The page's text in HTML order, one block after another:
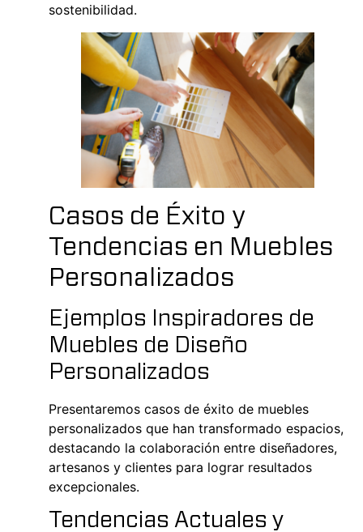
sostenibilidad.
Casos de Éxito y
Tendencias en Muebles
Personalizados
Ejemplos Inspiradores de
Muebles de Diseño
Personalizados
Presentaremos casos de éxito de muebles
personalizados que han transformado espacios,
destacando la colaboración entre diseñadores,
artesanos y clientes para lograr resultados
excepcionales.
Tendencias Actuales y